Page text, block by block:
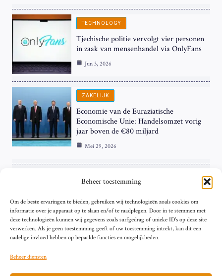
Beheer toestemming
Om de beste ervaringen te bieden, gebruiken wij technologieën zoals cookies om
informatie over je apparaat op te slaan en/of te raadplegen. Door in te stemmen met
deze technologieën kunnen wij gegevens zoals surfgedrag of unieke ID's op deze site
verwerken. Als je geen toestemming geeft of uw toestemming intrekt, kan dit een
nadelige invloed hebben op bepaalde functies en mogelijkheden.
Beheer diensten
TECHNOLOGY
Tjechische politie vervolgt vier personen
in zaak van mensenhandel via OnlyFans
Jun 3, 2026
ZAKELIJK
Economie van de Euraziatische
Economische Unie: Handelsomzet vorig
jaar boven de €80 miljard
Mei 29, 2026
ZAKELIJK
Hardnekkige Inflatie bij de ‘Grote Vier’
van de Eurozone
Mei 29, 2026